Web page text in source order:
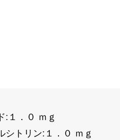
:１．０ ｍｇ
シトリン:１．０ ｍｇ